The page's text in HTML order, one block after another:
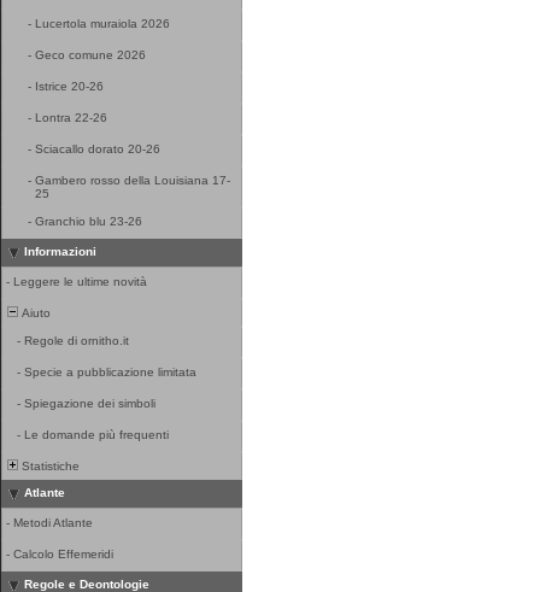
- Lucertola muraiola 2026
- Geco comune 2026
- Istrice 20-26
- Lontra 22-26
- Sciacallo dorato 20-26
- Gambero rosso della Louisiana 17-
25
- Granchio blu 23-26
Informazioni
- Leggere le ultime novità
Aiuto
- Regole di ornitho.it
- Specie a pubblicazione limitata
- Spiegazione dei simboli
- Le domande più frequenti
Statistiche
Atlante
- Metodi Atlante
- Calcolo Effemeridi
Regole e Deontologie